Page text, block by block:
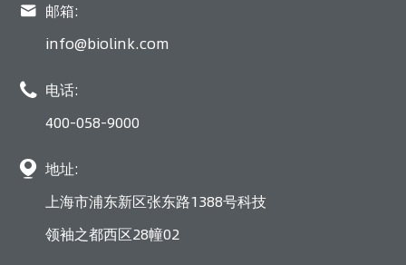
 邮箱:
info@biolink.com
 电话:
400-058-9000
 地址:
上海市浦东新区张东路1388号科技
领袖之都西区28幢02